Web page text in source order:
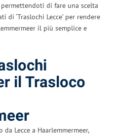
di fare una scelta
‘Traslochi Lecce’ per rendere
il più semplice e
il Trasloco
Lecce a Haarlemmermeer,